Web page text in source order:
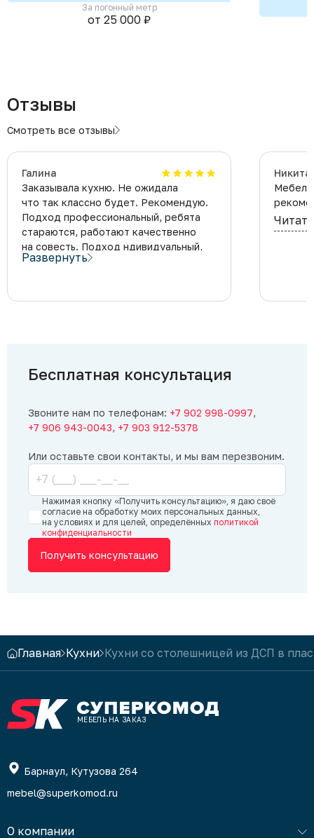
За погонный метр
от 25 000 ₽
Отзывы
Смотреть все отзывы
Галина
Заказывала кухню. Не ожидала
что так классно будет. Рекомендую.
Подход профессиональный, ребята
стараются, работают качественно
на совесть. Подход ндивидуальный,
огромный выбор материалов и фактур
Развернуть
Мебель
Бесплатная консультация
Звоните нам по телефонам: +7 902 998-0997,
+7 906 943-0043, +7 903 912-5378
Или оставьте свои контакты, и мы вам перезвоним.
Нажимая кнопку «Получить консультацию», я даю своё
согласие на обработку моих персональных данных,
на условиях и для целей, определённых политикой
конфиденциальности
Получить консультацию
Главная Кухни Кухни со столешницей из ДСП в
МЕБЕЛЬ НА ЗАКАЗ
Барнаул, Кутузова 264
mebel@superkomod.ru
О компании